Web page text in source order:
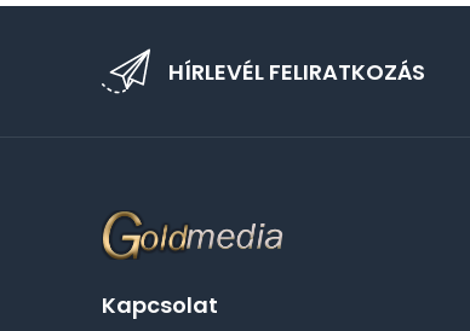
HÍRLEVÉL FELIRATKOZÁS
Kapcsolat